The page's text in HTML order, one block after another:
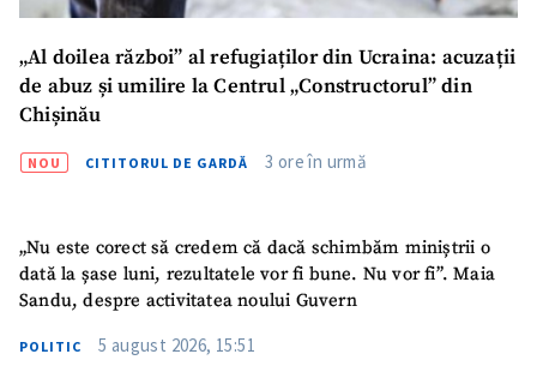
„Al doilea război” al refugiaților din Ucraina: acuzații
de abuz și umilire la Centrul „Constructorul” din
Chișinău
NOU CITITORUL DE GARDĂ 3 ore în urmă
„Nu este corect să credem că dacă schimbăm miniștrii o
dată la șase luni, rezultatele vor fi bune. Nu vor fi”. Maia
Sandu, despre activitatea noului Guvern
POLITIC 5 august 2026, 15:51